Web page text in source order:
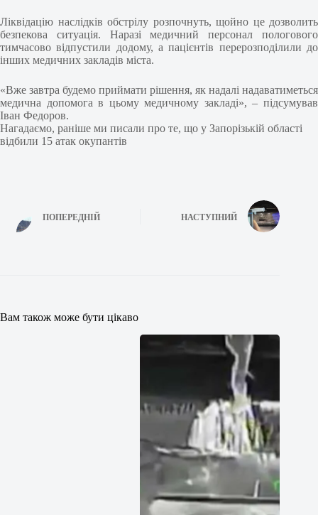
Ліквідацію наслідків обстрілу розпочнуть, щойно це дозволить
безпекова ситуація. Наразі медичний персонал пологового
тимчасово відпустили додому, а пацієнтів перерозподілили до
інших медичних закладів міста.
«Вже завтра будемо приймати рішення, як надалі надаватиметься
медична допомога в цьому медичному закладі», – підсумував
Іван Федоров.
Нагадаємо, раніше ми писали про те, що у Запорізькій області
відбили 15 атак окупантів
ПОПЕРЕДНІЙ НАСТУПНИЙ
Вам також може бути цікаво